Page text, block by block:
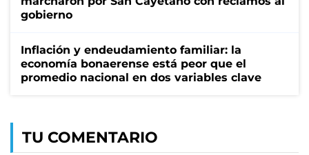
gobierno
Inflación y endeudamiento familiar: la
economía bonaerense está peor que el
promedio nacional en dos variables clave
TU COMENTARIO